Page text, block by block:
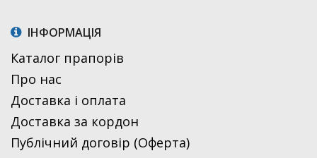
ІНФОРМАЦІЯ
Каталог прапорів
Про нас
Доставка і оплата
Доставка за кордон
Публічний договір (Оферта)